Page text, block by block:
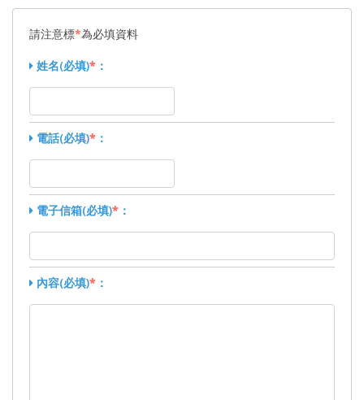
請注意標*為必填資料
姓名(必填)* ：
電話(必填)* ：
電子信箱(必填)* ：
內容(必填)* ：